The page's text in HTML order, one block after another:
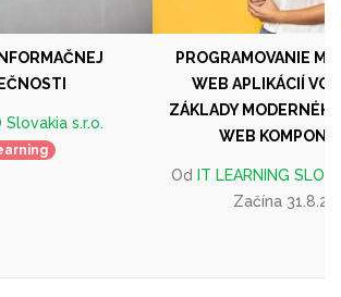
Slovakia s.r.o.
PROGRAMOVANIE
WEB APLIKÁCIÍ VO
ZÁKLADY
WEB
Od IT LEARNING
Začína